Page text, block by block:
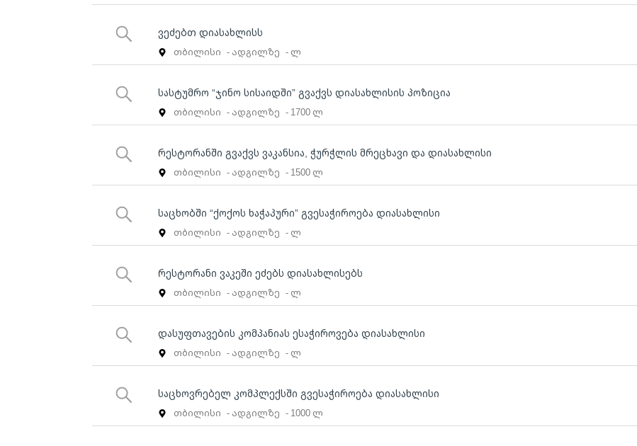
ვეძებთ დიასახლისს
თბილისი - ადგილზე - ლ
სასტუმრო “ჯინო სისაიდში” გვაქვს დიასახლისის პოზიცია
თბილისი - ადგილზე - 1700 ლ
რესტორანში გვაქვს ვაკანსია, ჭურჭლის მრეცხავი და დიასახლისი
თბილისი - ადგილზე - 1500 ლ
საცხობში “ქოქოს ხაჭაპური” გვესაჭიროება დიასახლისი
თბილისი - ადგილზე - ლ
რესტორანი ვაკეში ეძებს დიასახლისებს
თბილისი - ადგილზე - ლ
დასუფთავების კომპანიას ესაჭიროვება დიასახლისი
თბილისი - ადგილზე - ლ
საცხოვრებელ კომპლექსში გვესაჭიროება დიასახლისი
თბილისი - ადგილზე - 1000 ლ